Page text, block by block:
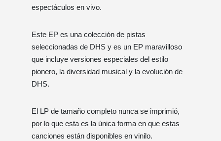
espectáculos en vivo.
Este EP es una colección de pistas
seleccionadas de DHS y es un EP maravilloso
que incluye versiones especiales del estilo
pionero, la diversidad musical y la evolución de
DHS.
El LP de tamaño completo nunca se imprimió,
por lo que esta es la única forma en que estas
canciones están disponibles en vinilo.